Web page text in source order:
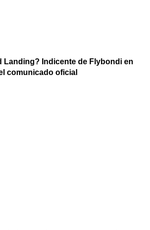
Landing? Indicente de Flybondi en
comunicado oficial